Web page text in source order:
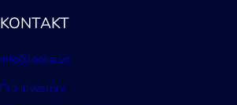
KONTAKT
info@lookai.vc
Pro investory